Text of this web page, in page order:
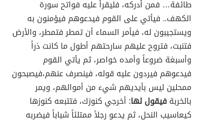
طائفة… فمن أدركه، فليقرأ عليه فواتح سورة
الكهف.. فيأتي على القوم فيدعوهم فيؤمنون به
ويستجيبون له، فيأمر السماء أن تمطر فتمطر، والأرض
فتنبت، فتروح عليهم سارحتهم أطول ما كانت ذراً
وأسبغة ضروعاً وأمده خواصر، ثم يأتي القوم
فيدعوهم فيردون عليه قوله، فينصرف عنهم،فيصبحون
ممحلين ليس بأيديهم شيء من أموالهم، ويمر
بالخربةفيقول لها: أخرجي كنوزك، فتتبعه كنوزها
كيعاسيب النحل، ثم يدعو رجلاً ممتلئاً شباباً فيضربه